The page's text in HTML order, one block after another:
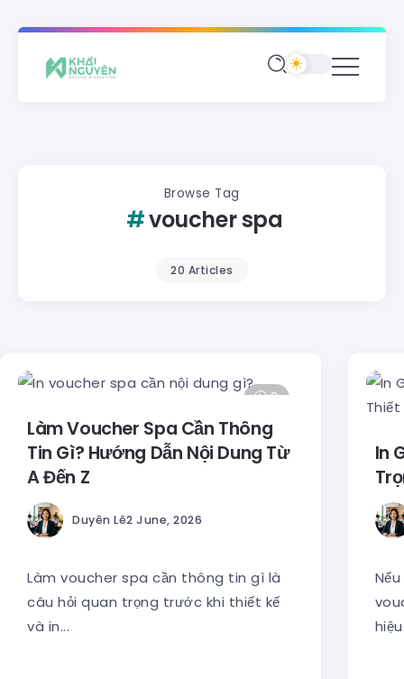
Browse Tag
voucher spa
20 Articles
8
Làm Voucher Spa Cần Thông
Tin Gì? Hướng Dẫn Nội Dung Từ
A Đến Z
Duyên Lê2 June, 2026
Làm voucher spa cần thông tin gì là
câu hỏi quan trọng trước khi thiết kế
và in...
In